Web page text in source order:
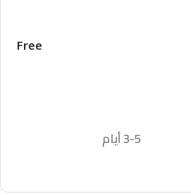
Free
3-5 أيام